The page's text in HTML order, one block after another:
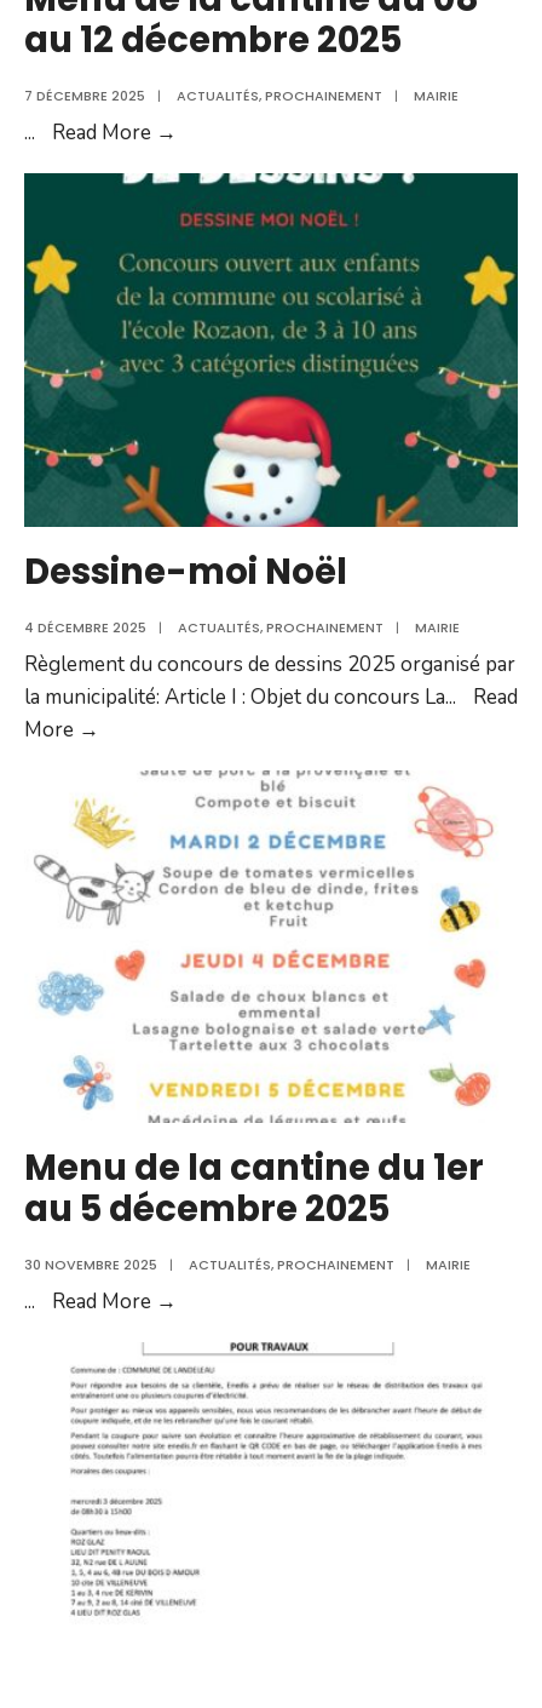
au 12 décembre 2025
7 DÉCEMBRE 2025 | ACTUALITÉS,PROCHAINEMENT | MAIRIE
... Read More →
cantine
du
08
au
12
décembre
2025
Dessine-moi Noël
4 DÉCEMBRE 2025 | ACTUALITÉS,PROCHAINEMENT | MAIRIE
Règlement du concours de dessins 2025 organisé par
la municipalité: Article I : Objet du concours La...
Read
More →
Menu de la cantine du 1er
au 5 décembre 2025
30 NOVEMBRE 2025 | ACTUALITÉS,PROCHAINEMENT | MAIRIE
... Read More →
la
cantine
du
1er
décembre
2025